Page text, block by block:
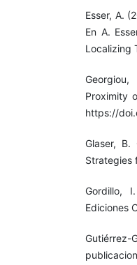
Esser, A.
En A.
Localizing
Proximity
https://
Glaser,
Strategies
Gordillo,
Ediciones